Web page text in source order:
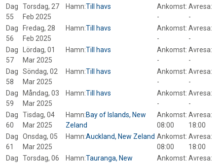
Dag
55
Torsdag, 27
Feb 2025
Hamn:Till havs
Ankomst:
-
Avresa:
-
Dag
56
Fredag, 28
Feb 2025
Hamn:Till havs
Ankomst:
-
Avresa:
-
Dag
57
Lördag, 01
Mar 2025
Hamn:Till havs
Ankomst:
-
Avresa:
-
Dag
58
Söndag, 02
Mar 2025
Hamn:Till havs
Ankomst:
-
Avresa:
-
Dag
59
Måndag, 03
Mar 2025
Hamn:Till havs
Ankomst:
-
Avresa:
-
Dag
60
Tisdag, 04
Mar 2025
Hamn:Bay of Islands, New
Zeland
Ankomst:
08:00
Avresa:
18:00
Dag
61
Onsdag, 05
Mar 2025
Hamn:Auckland, New Zeland Ankomst:
08:00
Avresa:
18:00
Dag
Torsdag, 06
Hamn:Tauranga, New
Ankomst: Avresa: